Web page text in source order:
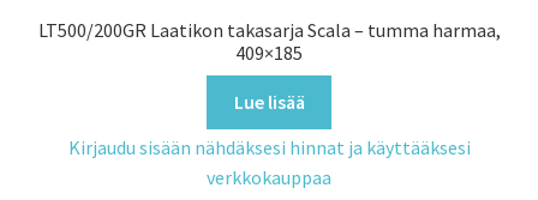
LT500/200GR Laatikon takasarja Scala – tumma harmaa,
409×185
Lue lisää
Kirjaudu sisään nähdäksesi hinnat ja käyttääksesi
verkkokauppaa